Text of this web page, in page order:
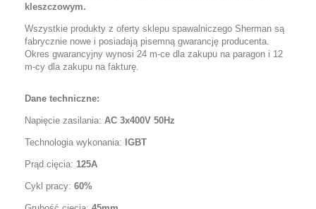
kleszczowym.
Wszystkie produkty z oferty sklepu spawalniczego Sherman są
fabrycznie nowe i posiadają pisemną gwarancję producenta.
Okres gwarancyjny wynosi 24 m-ce dla zakupu na paragon i 12
m-cy dla zakupu na fakturę.
Dane techniczne:
Napięcie zasilania: AC 3x400V 50Hz
Technologia wykonania: IGBT
Prąd cięcia: 125A
Cykl pracy: 60%